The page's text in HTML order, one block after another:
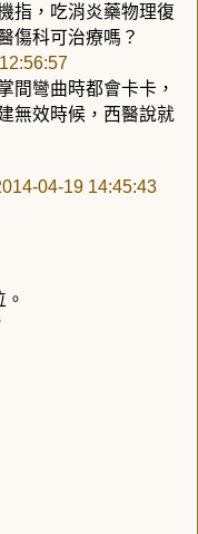
指，吃消炎藥物理復
傷科可治療嗎？
間彎曲時都會卡卡，
無效時候，西醫說就
04-19 14:45:43